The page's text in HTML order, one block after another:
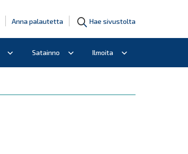
Anna palautetta Hae sivustolta
Satainno Ilmoita